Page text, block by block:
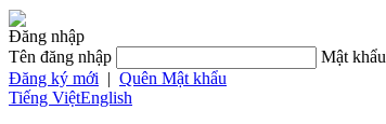
Đăng nhập
Tên đăng nhập
Mật khẩu
Đăng ký mới | Quên Mật khẩu
Tiếng ViệtEnglish